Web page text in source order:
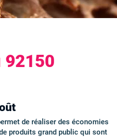
92150
de réaliser des économies
produits grand public qui sont